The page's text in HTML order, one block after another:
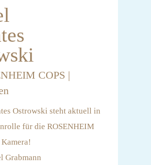
COPS |
Ostrowski steht aktuell in
für die ROSENHEIM
Grabmann